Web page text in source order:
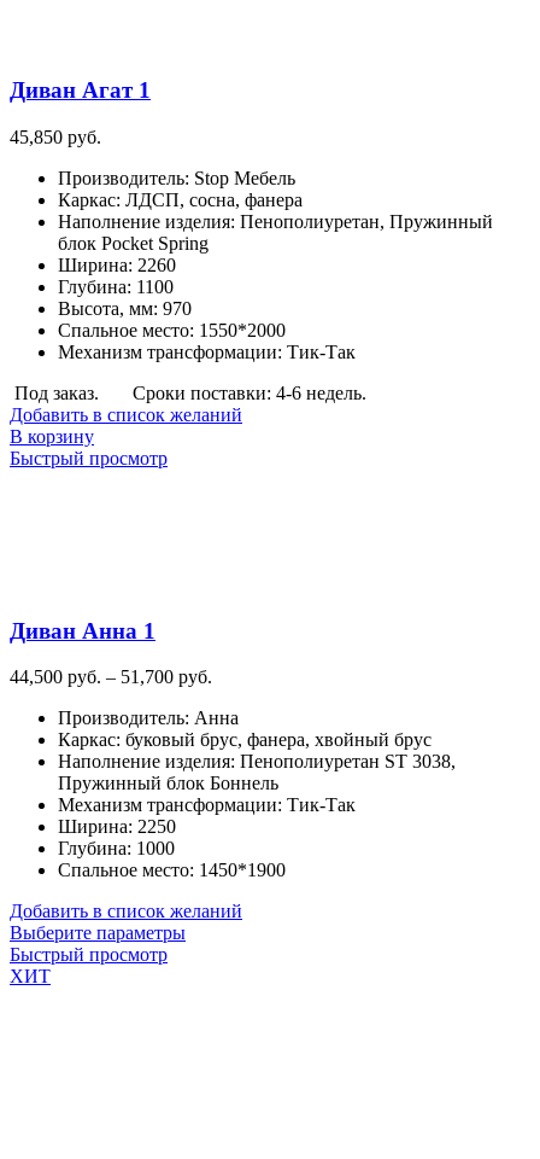
Диван Агат 1
45,850 руб.
Производитель: Stop Мебель
Каркас: ЛДСП, сосна, фанера
Наполнение изделия: Пенополиуретан, Пружинный
блок Pocket Spring
Ширина: 2260
Глубина: 1100
Высота, мм: 970
Спальное место: 1550*2000
Механизм трансформации: Тик-Так
Под заказ.
Сроки поставки: 4-6 недель.
Добавить в список желаний
В корзину
Быстрый просмотр
Диван Анна 1
44,500 руб. – 51,700 руб.
44,500
руб.
–
51,700
руб.
Производитель: Анна
Каркас: буковый брус, фанера, хвойный брус
Наполнение изделия: Пенополиуретан ST 3038,
Пружинный блок Боннель
Механизм трансформации: Тик-Так
Ширина: 2250
Глубина: 1000
Спальное место: 1450*1900
Добавить в список желаний
Выберите параметрыЭтот
Быстрый просмотр
ХИТ